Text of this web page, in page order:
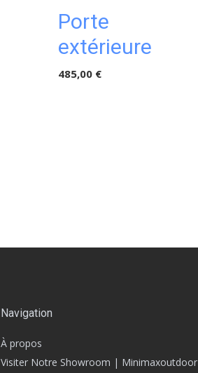
Porte
extérieure
485,00 €
Navigation
À propos
Visiter Notre Showroom | Minimaxoutdoor